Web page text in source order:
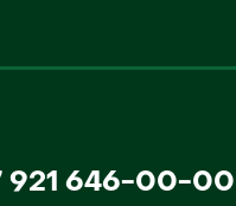
921 646-00-00